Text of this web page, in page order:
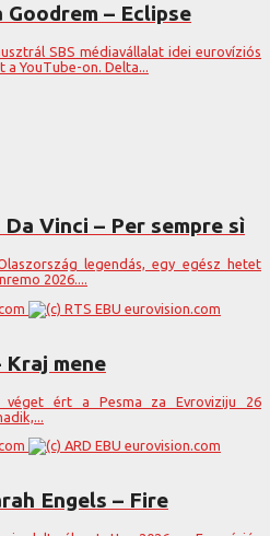
– Eclipse
SBS médiavállalat idei eurovíziós
YouTube-on. Delta...
Vinci – Per sempre sì
legendás, egy egész hetet
2026....
Kraj mene
véget ért a Pesma za Evroviziju 26
Engels – Fire